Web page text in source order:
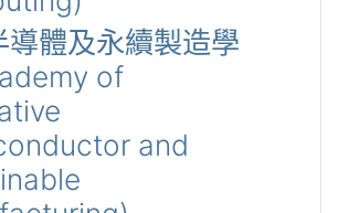
導體及永續製造學
of
and